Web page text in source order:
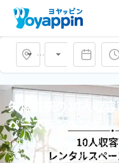
会場タイプ
矢場町駅の10人収
ペースランキング
10人規模の会議や集まりにぴった
ングでご紹介。ちょうど良い広さ